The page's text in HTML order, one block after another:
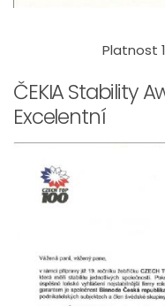
Platnost
ČEKIA Stability
Excelentní